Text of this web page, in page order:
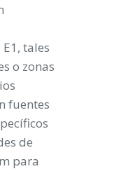
tales
o zonas
fuentes
de
para